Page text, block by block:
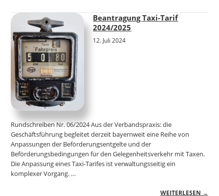
Beantragung Taxi-Tarif
2024/2025
12. Juli 2024
Rundschreiben Nr. 06/2024 Aus der Verbandspraxis: die
Geschäftsführung begleitet derzeit bayernweit eine Reihe von
Anpassungen der Beförderungsentgelte und der
Beförderungsbedingungen für den Gelegenheitsverkehr mit Taxen.
Die Anpassung eines Taxi-Tarifes ist verwaltungsseitig ein
komplexer Vorgang. …
WEITERLESEN →